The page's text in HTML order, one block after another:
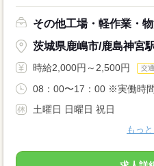
その他工場・軽作業・
茨城県鹿嶋市/鹿島神宮
時給2,000円～2,500円 交
08：00〜17：00 ※実働時
土曜日 日曜日 祝日
もっ